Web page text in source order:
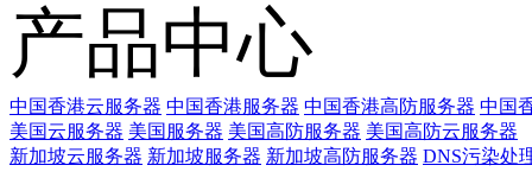
产品中心
中国香港云服务器 中国香港服务器 中国香港高防服务器 中国
美国云服务器 美国服务器 美国高防服务器 美国高防云服务器
新加坡云服务器 新加坡服务器 新加坡高防服务器 DNS污染处